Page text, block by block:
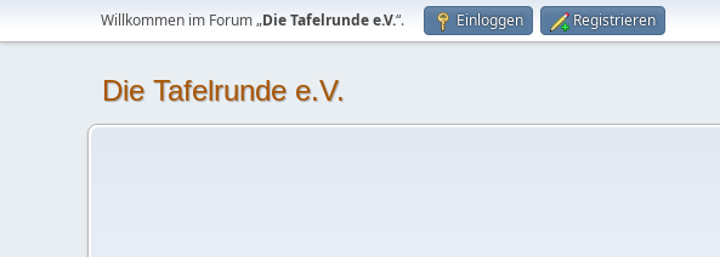
Willkommen im Forum „Die Tafelrunde e.V.“. Einloggen Registrieren
Die Tafelrunde e.V.